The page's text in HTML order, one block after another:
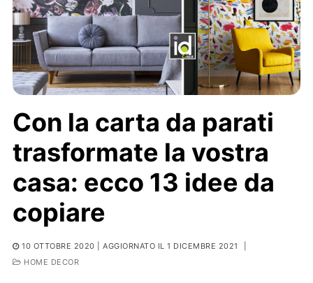
Con la carta da parati
trasformate la vostra
casa: ecco 13 idee da
copiare
10 OTTOBRE 2020 | AGGIORNATO IL 1 DICEMBRE 2021
HOME DECOR